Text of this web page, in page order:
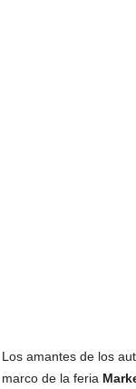
Los amantes de los
marco de la feria